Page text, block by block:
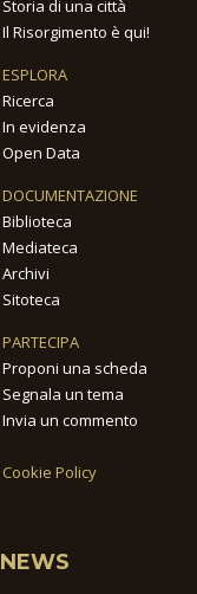
Storia di una città
Il Risorgimento è qui!
ESPLORA
Ricerca
In evidenza
Open Data
DOCUMENTAZIONE
Biblioteca
Mediateca
Archivi
Sitoteca
PARTECIPA
Proponi una scheda
Segnala un tema
Invia un commento
Cookie Policy
NEWS